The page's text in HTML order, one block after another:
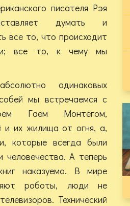
писателя Рэя
думать и
все то, что происходит
все то, к чему мы
одинаковых
мы встречаемся с
Гаем Монтегом,
и их жилища от огня, а,
которые всегда были
человечества. А теперь
наказуемо. В мире
роботы, люди не
Технический